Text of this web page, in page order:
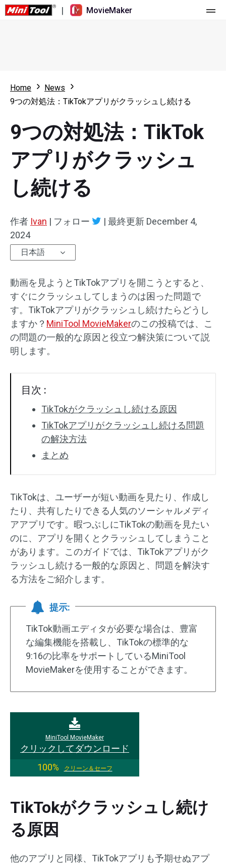
| MovieMaker
更新履歴
概要
マルチトラック動画編集
速度変更/リバース
トリミング/スプリット/クロップ
オーディオエフェクト
動画エフェクト
動画色調整
回転/反転
透かしなし
リソース
ユーザーマニュアル
ビデオ編集のヒント
動画ツール
画面録画ツール
オンライン動画ダウンロード ツール
Home
News
9つの対処法：TikTokアプリがクラッシュし続ける
9つの対処法：TikTok
アプリがクラッシュ
し続ける
作者 Ivan | フォロー | 最終更新 December 4,
2024
日本語
動画を見ようとTikTokアプリを開こうとすると、
すぐにクラッシュしてしまうのは困った問題で
す。TikTokアプリがクラッシュし続けたらどうし
ますか？ MiniTool MovieMakerのこの投稿では、こ
の問題の一般的な原因と役立つ解決策について説
明します。
目次 :
TikTokがクラッシュし続ける原因
TikTokアプリがクラッシュし続ける問題
の解決方法
まとめ
TikTokは、ユーザーが短い動画を見たり、作成し
たり、共有したりできる人気のソーシャルメディ
アアプリです。暇つぶしにTikTokの動画を見たい
のに、アプリを開くとクラッシュしてしまうこと
があります。このガイドでは、TikTokアプリがク
ラッシュし続ける一般的な原因と、問題を解決す
る方法をご紹介します。
提示:
TikTok動画エディタが必要な場合は、豊富
な編集機能を搭載し、TikTokの標準的な
9:16の比率をサポートしているMiniTool
MovieMakerを使用することができます。
MiniTool MovieMaker
クリックしてダウンロード
100%
クリーン＆セーフ
TikTokがクラッシュし続け
る原因
他のアプリと同様、TikTokアプリも予期せぬアプ